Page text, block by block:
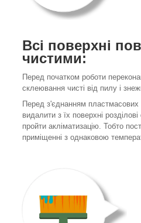
Всі поверхні
чистими:
Перед початком роботи
склеювання чисті від пилу і
Перед з'єднанням пластмасових
видалити з їх поверхні
пройти акліматизацію. Тобто
приміщенні з однаковою